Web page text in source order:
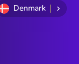
Denmark